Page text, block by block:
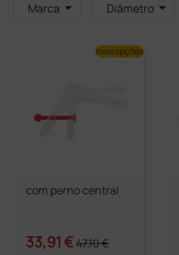
Marca
Diâmetro
com perno central
33,91 €47,10 €
mais opções